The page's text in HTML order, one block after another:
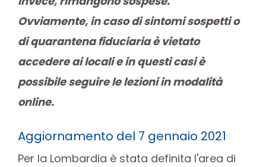
Ovviamente, in caso di sintomi sospetti o
di quarantena fiduciaria è vietato
accedere ai locali e in questi casi è
possibile seguire le lezioni in modalità
online.
Aggiornamento del 7 gennaio 2021
Per la Lombardia è stata definita l'area di